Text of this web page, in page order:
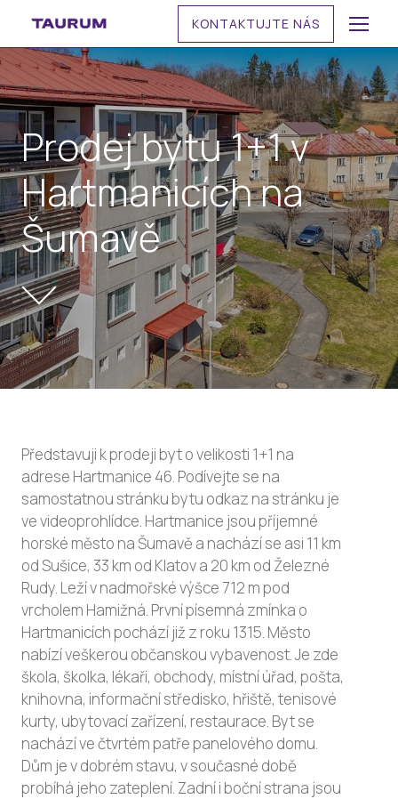
MENU
KONTAKTUJTE NÁS
Prodej bytu 1+1 v
Hartmanicích na
Šumavě
Představuji k prodeji byt o velikosti 1+1 na
adrese Hartmanice 46. Podívejte se na
samostatnou stránku bytu odkaz na stránku je
ve videoprohlídce. Hartmanice jsou příjemné
horské město na Šumavě a nachází se asi 11 km
od Sušice, 33 km od Klatov a 20 km od Železné
Rudy. Leží v nadmořské výšce 712 m pod
vrcholem Hamižná. První písemná zmínka o
Hartmanicích pochází již z roku 1315. Město
nabízí veškerou občanskou vybavenost. Je zde
škola, školka, lékaři, obchody, místní úřad, pošta,
knihovna, informační středisko, hřiště, tenisové
kurty, ubytovací zařízení, restaurace. Byt se
nachází ve čtvrtém patře panelového domu.
Dům je v dobrém stavu, v současné době
probíhá jeho zateplení. Zadní i boční strana jsou